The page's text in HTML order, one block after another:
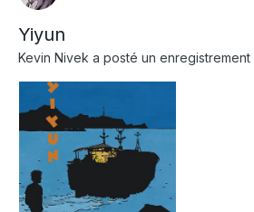
Yiyun
Kevin Nivek a posté un enregistrement